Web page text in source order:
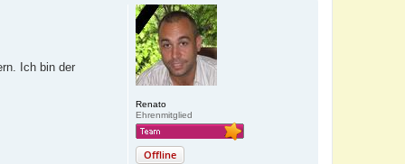
Renato
Ehrenmitglied
Offline
Ich bin der